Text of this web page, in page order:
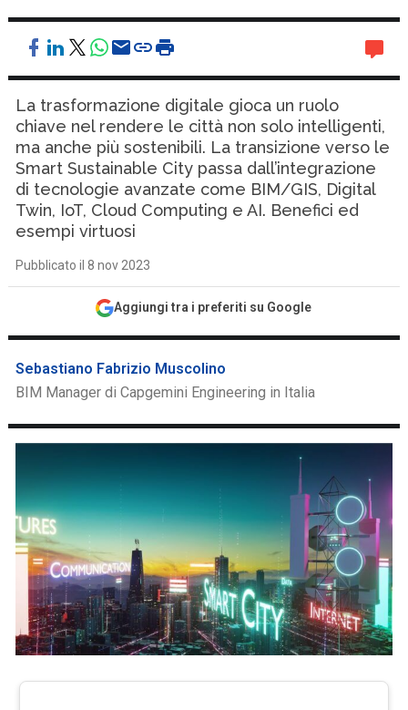
La trasformazione digitale gioca un ruolo
chiave nel rendere le città non solo intelligenti,
ma anche più sostenibili. La transizione verso le
Smart Sustainable City passa dall’integrazione
di tecnologie avanzate come BIM/GIS, Digital
Twin, IoT, Cloud Computing e AI. Benefici ed
esempi virtuosi
Pubblicato il 8 nov 2023
Aggiungi tra i preferiti su Google
Sebastiano Fabrizio Muscolino
BIM Manager di Capgemini Engineering in Italia